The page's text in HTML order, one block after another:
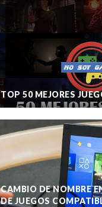
TOP 50 MEJORES
CAMBIO DE NOMBRE
DE JUEGOS